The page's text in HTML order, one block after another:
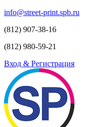
info@street-print.spb.ru
(812) 907-38-16
(812) 980-59-21
Вход & Регистрация